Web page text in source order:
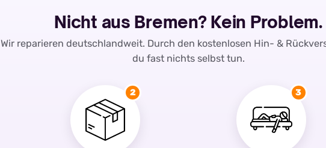
Nicht aus Bremen? Kein Problem.
Wir reparieren deutschlandweit. Durch den kostenlosen Hin- &
du fast nichts selbst tun.
2 3